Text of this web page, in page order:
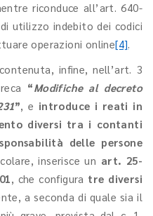
riconduce all’art. 640-
utilizzo indebito dei codici
operazioni online[4].
infine, nell’art. 3
“Modifiche al decreto
”, e introduce i reati in
diversi tra i contanti
delle persone
inserisce un art. 25-
, che configura tre diversi
a seconda di quale sia il